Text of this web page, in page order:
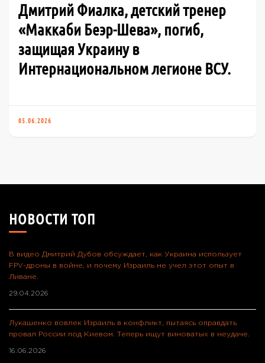
Дмитрий Фиалка, детский тренер
«Маккаби Беэр-Шева», погиб,
защищая Украину в
Интернациональном легионе ВСУ.
05.06.2026
НОВОСТИ ТОП
В видео Дмитрий Дубов обсуждает, как Украина использует
FPV-дроны в войне, и почему Израиль не учел этот опыт в
Ливане.
29.04.2026
Лукашенко вовлек Израиль в конфликт, пытаясь оправдать
провал России под Киевом. Теперь ищут виноватых в неудаче.
16.06.2026